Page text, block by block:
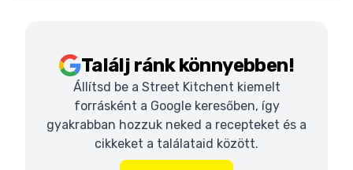
Találj ránk könnyebben!
Állítsd be a Street Kitchent kiemelt
forrásként a Google keresőben, így
gyakrabban hozzuk neked a recepteket és a
cikkeket a találataid között.